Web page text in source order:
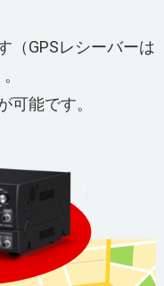
（GPSレシーバーは
可能です。